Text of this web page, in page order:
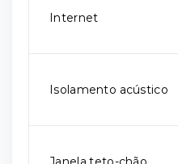
Internet
Isolamento acústico